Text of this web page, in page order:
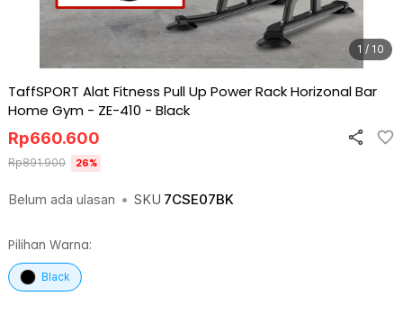
1 / 10
TaffSPORT Alat Fitness Pull Up Power Rack Horizonal Bar
Home Gym - ZE-410 - Black
Belum ada ulasan • SKU 7CSE07BK
Rp660.600
Rp891.900 26%
Pilihan Warna:
Black